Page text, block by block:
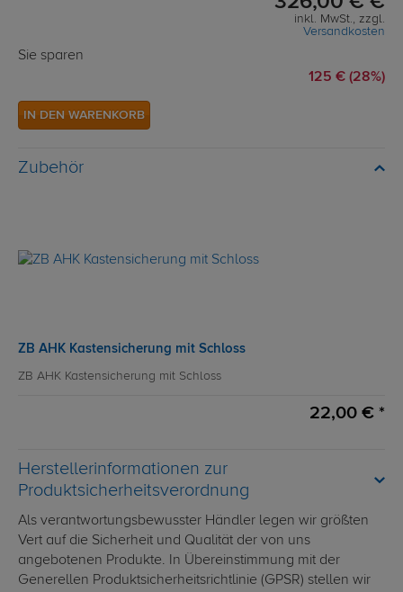
inkl. MwSt., zzgl.
Versandkosten
Sie sparen
125 € (28%)
IN DEN WARENKORB
Zubehör
ZB AHK Kastensicherung mit Schloss
ZB AHK Kastensicherung mit Schloss
22,00 € *
Herstellerinformationen zur
Produktsicherheitsverordnung
Als verantwortungsbewusster Händler legen wir größten
Vert auf die Sicherheit und Qualität der von uns
angebotenen Produkte. In Übereinstimmung mit der
Generellen Produktsicherheitsrichtlinie (GPSR) stellen wir